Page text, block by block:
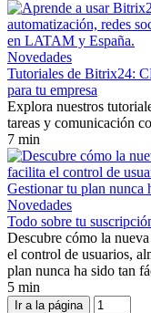
Novedades
Tutoriales de Bitrix24:
para tu empresa
Explora nuestros
tareas y comunicación
7 min
Novedades
Todo sobre tu
Descubre cómo la
el control de usuarios,
plan nunca ha sido tan
5 min
Ir a la página